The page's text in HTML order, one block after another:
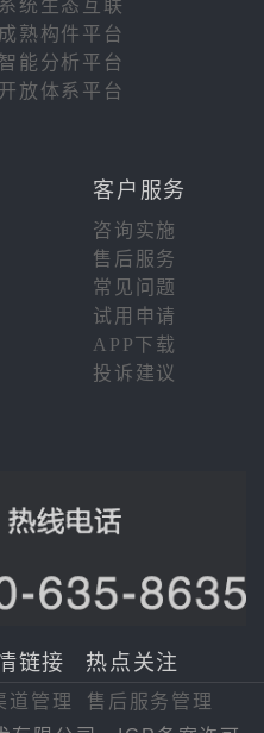
系统生态互联
成熟构件平台
智能分析平台
开放体系平台
客户服务
咨询实施
售后服务
常见问题
试用申请
APP下载
投诉建议
链接 热点关注
道管理
售后服务管理